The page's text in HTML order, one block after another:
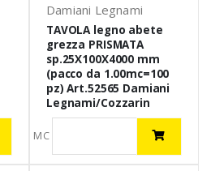
Damiani Legnami
TAVOLA legno abete
grezza PRISMATA
sp.25X100X4000 mm
(pacco da 1.00mc=100
pz) Art.52565 Damiani
Legnami/Cozzarin
MC